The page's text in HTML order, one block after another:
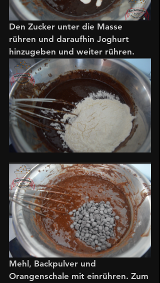
Den Zucker unter die Masse
rühren und daraufhin Joghurt
hinzugeben und weiter rühren.
Mehl, Backpulver und
Orangenschale mit einrühren. Zum